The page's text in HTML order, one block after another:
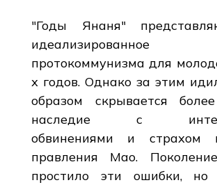
"Годы Янаня"
идеализированное
протокоммунизма для
х годов. Однако за этим
образом скрывается
наследие с
обвинениями и страхом
правления Мао.
простило эти ошибки, но